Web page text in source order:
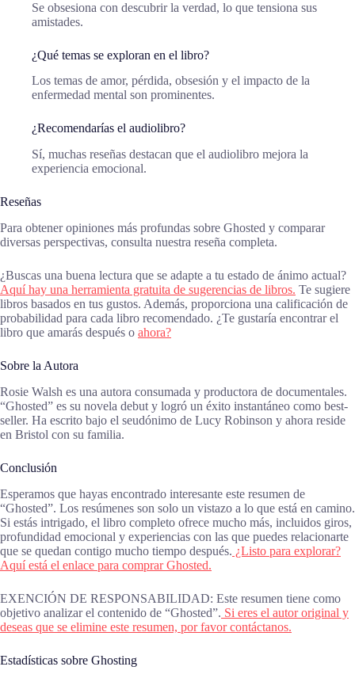
Se obsesiona con descubrir la verdad, lo que tensiona sus
amistades.
¿Qué temas se exploran en el libro?
Los temas de amor, pérdida, obsesión y el impacto de la
enfermedad mental son prominentes.
¿Recomendarías el audiolibro?
Sí, muchas reseñas destacan que el audiolibro mejora la
experiencia emocional.
Reseñas
Para obtener opiniones más profundas sobre Ghosted y comparar
diversas perspectivas, consulta nuestra reseña completa.
¿Buscas una buena lectura que se adapte a tu estado de ánimo actual?
Aquí hay una herramienta gratuita de sugerencias de libros. Te sugiere
libros basados en tus gustos. Además, proporciona una calificación de
probabilidad para cada libro recomendado. ¿Te gustaría encontrar el
libro que amarás después o ahora?
Sobre la Autora
Rosie Walsh es una autora consumada y productora de documentales.
“Ghosted” es su novela debut y logró un éxito instantáneo como best-
seller. Ha escrito bajo el seudónimo de Lucy Robinson y ahora reside
en Bristol con su familia.
Conclusión
Esperamos que hayas encontrado interesante este resumen de
“Ghosted”. Los resúmenes son solo un vistazo a lo que está en camino.
Si estás intrigado, el libro completo ofrece mucho más, incluidos giros,
profundidad emocional y experiencias con las que puedes relacionarte
que se quedan contigo mucho tiempo después. ¿Listo para explorar?
Aquí está el enlace para comprar Ghosted.
EXENCIÓN DE RESPONSABILIDAD: Este resumen tiene como
objetivo analizar el contenido de “Ghosted”. Si eres el autor original y
deseas que se elimine este resumen, por favor contáctanos.
Estadísticas sobre Ghosting